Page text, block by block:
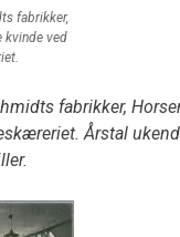
fabrikker,
kvinde ved
fabrikker,
Årstal